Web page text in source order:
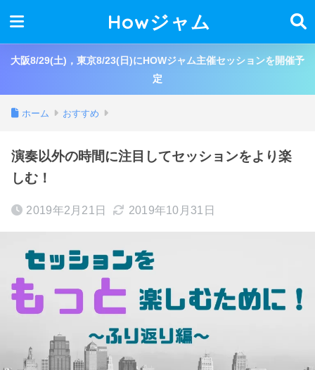
Howジャム
大阪8/29(土)，東京8/23(日)にHOWジャム主催セッションを開催予
定
ホーム おすすめ
演奏以外の時間に注目してセッションをより楽
しむ！
2019年2月21日 2019年10月31日